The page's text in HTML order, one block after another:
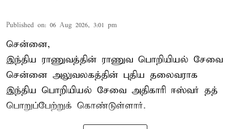
Published on: 06 Aug 2026, 3:01 pm
சென்னை,
இந்திய ராணுவத்தின் ராணுவ பொறியியல் சேவை
சென்னை அலுவலகத்தின் புதிய தலைவராக
இந்திய பொறியியல் சேவை அதிகாரி ஈஸ்வர் தத்
பொறுப்பேற்றுக் கொண்டுள்ளார்.